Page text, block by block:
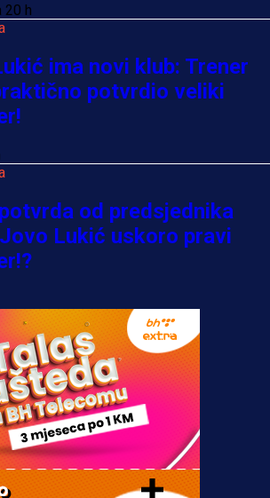
20 h
ima novi klub: Trener
potvrdio veliki
od predsjednika
Lukić uskoro pravi
dobili veliko pojačanje:
Olympiacosa želi obući
5 dan
BiH